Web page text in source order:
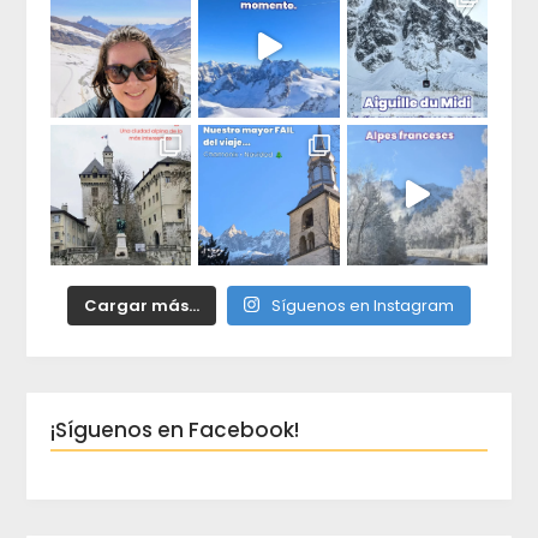
Cargar más... Síguenos en Instagram
¡Síguenos en Facebook!